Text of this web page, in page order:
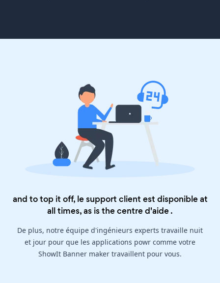
and to top it off, le support client est disponible at
all times, as is thecentre d'aide.
De plus, notre équipe d'ingénieurs experts travaille nuit
et jour pour que les applications powr comme votre
ShowIt Banner maker travaillent pour vous.